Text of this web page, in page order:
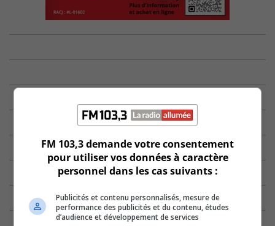
FM 103,3 demande votre consentement
pour utiliser vos données à caractère
personnel dans les cas suivants :
Publicités et contenu personnalisés, mesure de
performance des publicités et du contenu, études
d’audience et développement de services